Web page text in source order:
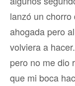
lanzó un
ahogada pero
volviera a
pero no me dio
que mi boca